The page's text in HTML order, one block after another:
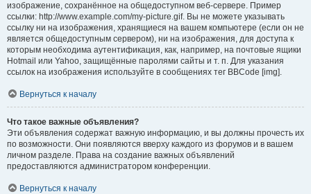
изображение, сохранённое на общедоступном веб-сервере. Пример
ссылки: http://www.example.com/my-picture.gif. Вы не можете указывать
ссылку ни на изображения, хранящиеся на вашем компьютере (если он не
является общедоступным сервером), ни на изображения, для доступа к
которым необходима аутентификация, как, например, на почтовые ящики
Hotmail или Yahoo, защищённые паролями сайты и т. п. Для указания
ссылок на изображения используйте в сообщениях тег BBCode [img].
Вернуться к началу
Что такое важные объявления?
Эти объявления содержат важную информацию, и вы должны прочесть их
по возможности. Они появляются вверху каждого из форумов и в вашем
личном разделе. Права на создание важных объявлений
предоставляются администратором конференции.
Вернуться к началу